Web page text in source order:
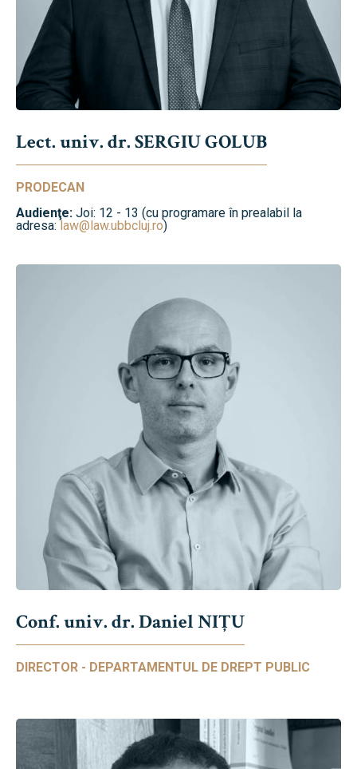
Lect. univ. dr. SERGIU GOLUB
PRODECAN
Audienţe: Joi: 12 - 13 (cu programare în prealabil la
adresa:law@law.ubbcluj.ro)
Conf. univ. dr. Daniel NIŢU
DIRECTOR - DEPARTAMENTUL DE DREPT PUBLIC